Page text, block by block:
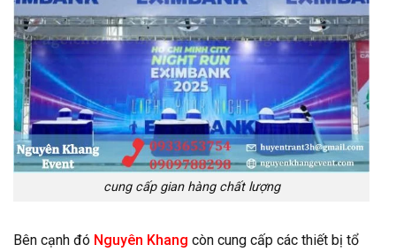
cung cấp gian hàng chất lượng
Bên cạnh đó Nguyên Khang còn cung cấp các thiết bị tổ